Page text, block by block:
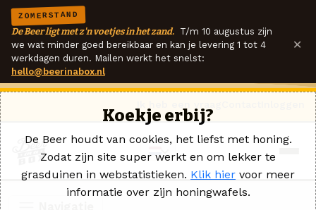
ZOMERSTAND
De Beer ligt met z'n voetjes in het zand. T/m 10 augustus zijn
we wat minder goed bereikbaar en kan je levering 1 tot 4
werkdagen duren. Mailen werkt het snelst:
hello@beerinabox.nl
×
Koekje erbij?
De Beer houdt van cookies, het liefst met honing.
Zodat zijn site super werkt en om lekker te
grasduinen in webstatistieken. Klik hier voor meer
informatie over zijn honingwafels.